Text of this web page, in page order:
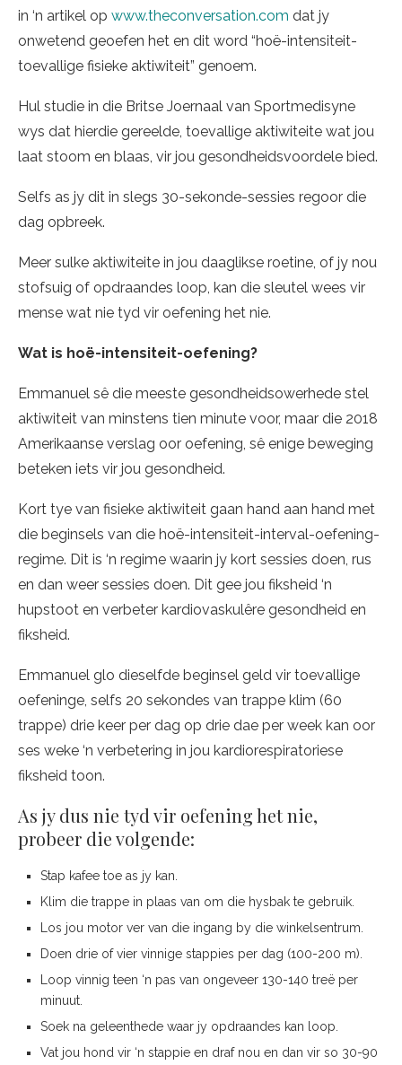
in ‘n artikel op www.theconversation.com dat jy
onwetend geoefen het en dit word “hoë-intensiteit-
toevallige fisieke aktiwiteit” genoem.
Hul studie in die Britse Joernaal van Sportmedisyne
wys dat hierdie gereelde, toevallige aktiwiteite wat jou
laat stoom en blaas, vir jou gesondheidsvoordele bied.
Selfs as jy dit in slegs 30-sekonde-sessies regoor die
dag opbreek.
Meer sulke aktiwiteite in jou daaglikse roetine, of jy nou
stofsuig of opdraandes loop, kan die sleutel wees vir
mense wat nie tyd vir oefening het nie.
Wat is hoë-intensiteit-oefening?
Emmanuel sê die meeste gesondheidsowerhede stel
aktiwiteit van minstens tien minute voor, maar die 2018
Amerikaanse verslag oor oefening, sê enige beweging
beteken iets vir jou gesondheid.
Kort tye van fisieke aktiwiteit gaan hand aan hand met
die beginsels van die hoë-intensiteit-interval-oefening-
regime. Dit is ‘n regime waarin jy kort sessies doen, rus
en dan weer sessies doen. Dit gee jou fiksheid ‘n
hupstoot en verbeter kardiovaskulêre gesondheid en
fiksheid.
Emmanuel glo dieselfde beginsel geld vir toevallige
oefeninge, selfs 20 sekondes van trappe klim (60
trappe) drie keer per dag op drie dae per week kan oor
ses weke ‘n verbetering in jou kardiorespiratoriese
fiksheid toon.
As jy dus nie tyd vir oefening het nie,
probeer die volgende:
Stap kafee toe as jy kan.
Klim die trappe in plaas van om die hysbak te gebruik.
Los jou motor ver van die ingang by die winkelsentrum.
Doen drie of vier vinnige stappies per dag (100-200 m).
Loop vinnig teen ‘n pas van ongeveer 130-140 treë per
minuut.
Soek na geleenthede waar jy opdraandes kan loop.
Vat jou hond vir ‘n stappie en draf nou en dan vir so 30-90